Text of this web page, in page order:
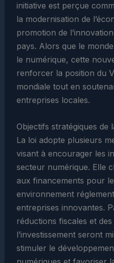
initiative est perçue
la modernisation de
promotion de
pays. Alors que le
le numérique, cette
renforcer la position du
mondiale tout en
entreprises locales.
Objectifs stratégiques de
La loi adopte plusieurs
visant à encourager les
secteur numérique. Elle
aux financements pour
environnement
entreprises innovantes.
réductions fiscales et
l’investissement seront
stimuler le